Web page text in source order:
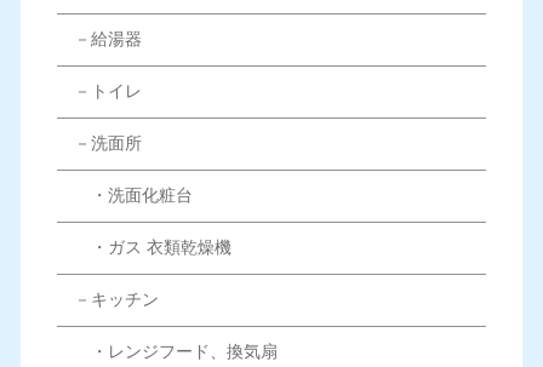
－給湯器
－トイレ
－洗面所
・洗面化粧台
・ガス 衣類乾燥機
－キッチン
・レンジフード、換気扇